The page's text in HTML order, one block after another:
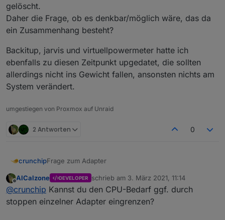
gelöscht.
Daher die Frage, ob es denkbar/möglich wäre, das da
ein Zusammenhang besteht?
Backitup, jarvis und virtuellpowermeter hatte ich
ebenfalls zu diesen Zeitpunkt upgedatet, die sollten
allerdings nicht ins Gewicht fallen, ansonsten nichts am
System verändert.
umgestiegen von Proxmox auf Unraid
2 Antworten 0
crunchipFrage zum Adapter
Im Zusammenhang mit der Umstellung von Redis auf
jsonl hatte ich im anderen Thread ja schon
geschrieben, das ich dadurch einen Anstieg der Cpu
von 15% auf 30% hatte.
Nun ist mir aufgefallen, seit Installation javascript v5.x
habe ich einen erneuten Anstieg um weitere fast
AlCalzone DEVELOPER schrieb am 3. März 2021, 11:14
zuletzt editiert von
@crunchip Kannst du den CPU-Bedarf ggf. durch
stoppen einzelner Adapter eingrenzen?